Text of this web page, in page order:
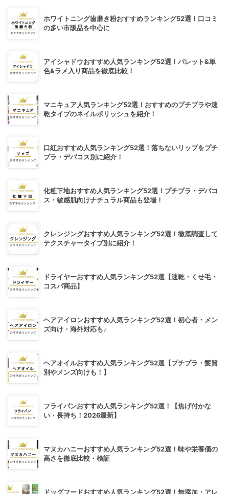
ホワイトニング歯磨き粉おすすめランキング52選！口コミ
の多い市販品を中心に
アイシャドウおすすめ人気ランキング52選！パレット&単
色&ラメ入り商品を徹底比較！
マニキュア人気ランキング52選！おすすめのプチプラや速
乾タイプのネイルポリッシュを紹介！
口紅おすすめ人気ランキング52選！落ちないリップをプチ
プラ・デパコス別に紹介！
化粧下地おすすめ人気ランキング52選！プチプラ・デパコ
ス・敏感肌向けナチュラル商品も登場！
クレンジングおすすめ人気ランキング52選！徹底調査して
テクスチャータイプ別に紹介！
ドライヤーおすすめ人気ランキング52選【速乾・くせ毛・
コスパ商品】
ヘアアイロンおすすめ人気ランキング52選！初心者・メン
ズ向け・海外対応も♪
ヘアオイルおすすめ人気ランキング52選【プチプラ・髪質
別やメンズ向けも！】
フライパンおすすめ人気ランキング52選！【焦げ付かな
い・長持ち！2026最新】
マヌカハニーおすすめ人気ランキング52選！味や栄養価の
高さを徹底比較・検証
ドッグフードおすすめ人気ランキング52選！無添加・アレ